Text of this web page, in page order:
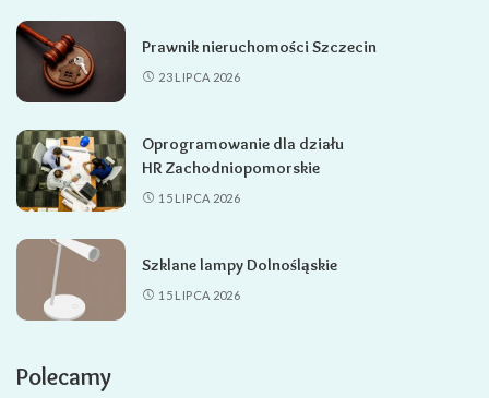
Prawnik nieruchomości Szczecin
23 LIPCA 2026
Oprogramowanie dla działu
HR Zachodniopomorskie
15 LIPCA 2026
Szklane lampy Dolnośląskie
15 LIPCA 2026
Polecamy